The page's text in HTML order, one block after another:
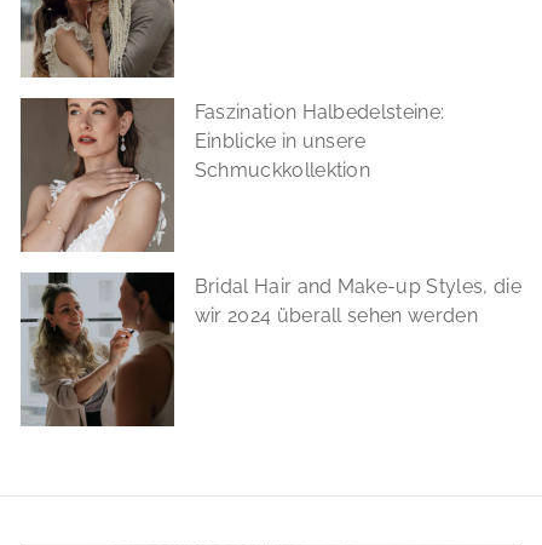
Faszination Halbedelsteine:
Einblicke in unsere
Schmuckkollektion
Bridal Hair and Make-up Styles, die
wir 2024 überall sehen werden